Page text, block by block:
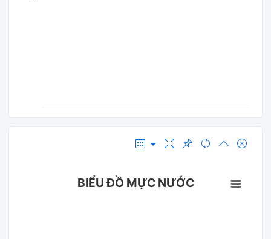
BIỂU ĐỒ MỰC NƯỚC